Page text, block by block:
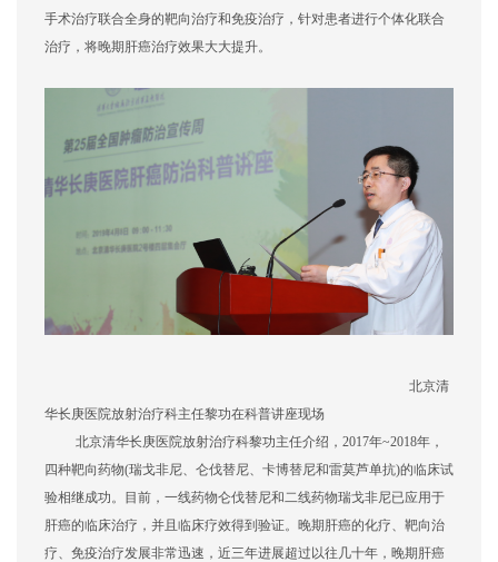
手术治疗联合全身的靶向治疗和免疫治疗，针对患者进行个体化联合
治疗，将晚期肝癌治疗效果大大提升。
北京清
华长庚医院放射治疗科主任黎功在科普讲座现场
北京清华长庚医院放射治疗科黎功主任介绍， 2017年~2018年，
四种靶向药物(瑞戈非尼、仑伐替尼、卡博替尼和雷莫芦单抗)的临床试
验相继成功。目前，一线药物仑伐替尼和二线药物瑞戈非尼已应用于
肝癌的临床治疗，并且临床疗效得到验证。晚期肝癌的化疗、靶向治
疗、免疫治疗发展非常迅速，近三年进展超过以往几十年，晚期肝癌